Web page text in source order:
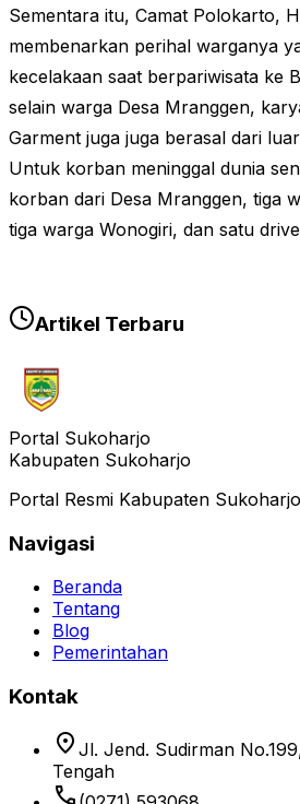
Sementara itu, Camat Polokarto,
membenarkan perihal warganya
kecelakaan saat berpariwisata ke
selain warga Desa Mranggen,
Garment juga juga berasal dari
Untuk korban meninggal dunia
korban dari Desa Mranggen, tiga
tiga warga Wonogiri, dan satu
Artikel Terbaru
Portal Sukoharjo
Kabupaten Sukoharjo
Portal Resmi Kabupaten Sukoharjo
Navigasi
Beranda
Tentang
Blog
Pemerintahan
Kontak
location_on Jl. Jend. Sudirman
Tengah
phone